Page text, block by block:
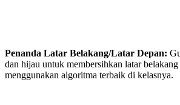
Penanda Latar Belakang/Latar Depan:
dan hijau untuk membersihkan latar belakang
menggunakan algoritma terbaik di kelasnya.